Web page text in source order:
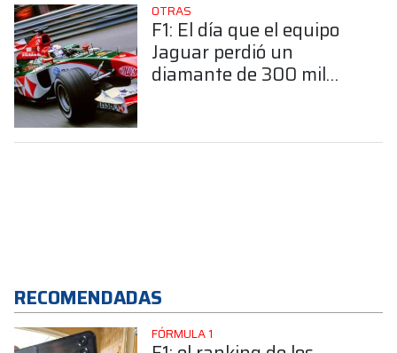
OTRAS
F1: El día que el equipo
Jaguar perdió un
diamante de 300 mil
RECOMENDADAS
FÓRMULA 1